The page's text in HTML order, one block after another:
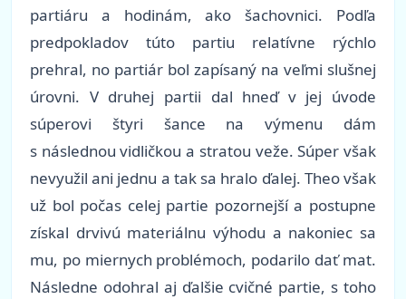
partiáru a hodinám, ako šachovnici. Podľa
predpokladov túto partiu relatívne rýchlo
prehral, no partiár bol zapísaný na veľmi slušnej
úrovni. V druhej partii dal hneď v jej úvode
súperovi štyri šance na výmenu dám
s následnou vidličkou a stratou veže. Súper však
nevyužil ani jednu a tak sa hralo ďalej. Theo však
už bol počas celej partie pozornejší a postupne
získal drvivú materiálnu výhodu a nakoniec sa
mu, po miernych problémoch, podarilo dať mat.
Následne odohral aj ďalšie cvičné partie, s toho